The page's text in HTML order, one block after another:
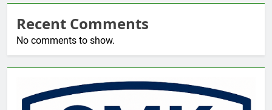
Recent Comments
No comments to show.